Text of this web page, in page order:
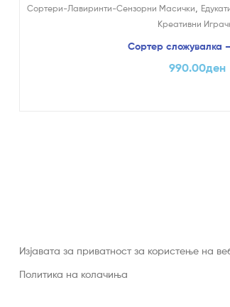
Сортери-Лавиринти-Сензорни Масички
Креативни
Сортер сложувалка –
990.00ден
Изјавата за приватност за користење на
Политика на колачиња